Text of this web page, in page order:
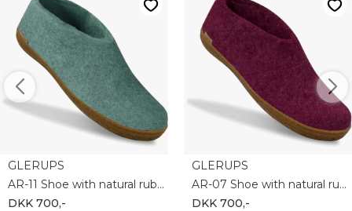
GLERUPS
AR-11 Shoe with natural rubber
DKK 700,-
GLERUPS
AR-07 Shoe with natural rubber
DKK 700,-